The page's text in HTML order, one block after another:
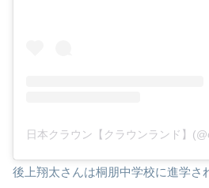
後上翔太さんは桐朋中学校に進学さ